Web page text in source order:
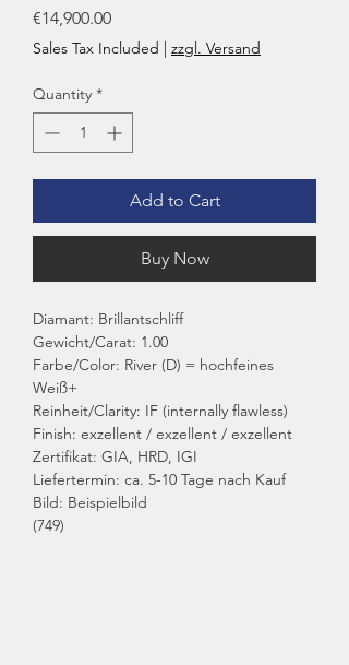
€14,900.00Price
Sales Tax Included | zzgl. Versand
Quantity *
Add to Cart
Buy Now
Diamant: Brillantschliff
Gewicht/Carat: 1.00
Farbe/Color: River (D) = hochfeines
Weiß+
Reinheit/Clarity: IF (internally flawless)
Finish: exzellent / exzellent / exzellent
Zertifikat: GIA, HRD, IGI
Liefertermin: ca. 5-10 Tage nach Kauf
Bild: Beispielbild
(749)